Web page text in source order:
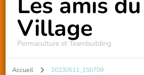
Village
Permaculture et Teambuilding
Accueil 20230511_150709